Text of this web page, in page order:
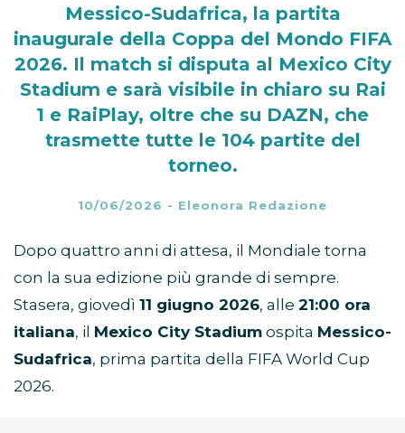
Messico-Sudafrica, la partita
inaugurale della Coppa del Mondo FIFA
2026. Il match si disputa al Mexico City
Stadium e sarà visibile in chiaro su Rai
1 e RaiPlay, oltre che su DAZN, che
trasmette tutte le 104 partite del
torneo.
10/06/2026 - Eleonora Redazione
Dopo quattro anni di attesa, il Mondiale torna
con la sua edizione più grande di sempre.
Stasera, giovedì 11 giugno 2026, alle 21:00 ora
italiana, il Mexico City Stadium ospita Messico-
Sudafrica, prima partita della FIFA World Cup
2026.